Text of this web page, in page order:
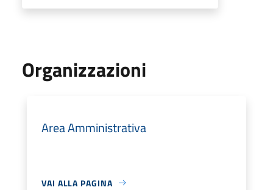
Organizzazioni
Area Amministrativa
VAI ALLA PAGINA